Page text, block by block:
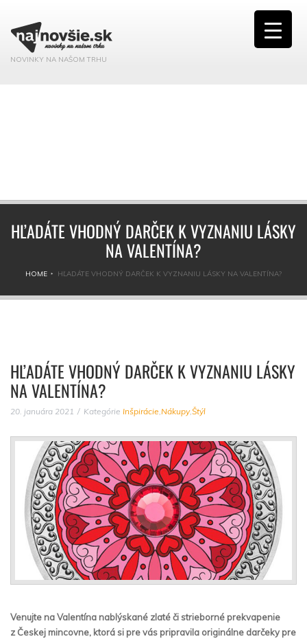
NOVINKY NA NAŠOM TRHU
HĽADÁTE VHODNÝ DARČEK K VYZNANIU LÁSKY
NA VALENTÍNA?
HOME HĽADÁTE VHODNÝ DARČEK K VYZNANIU LÁSKY NA VALENTÍNA?
HĽADÁTE VHODNÝ DARČEK K VYZNANIU LÁSKY
NA VALENTÍNA?
20. januára 2021 Kategórie Inšpirácie,Nákupy,Štýl
Venujte na Valentína nablýskané zlaté či strieborné prekvapenie
z Českej mincovne, ktorá si pre vás pripravila originálne darčeky pre